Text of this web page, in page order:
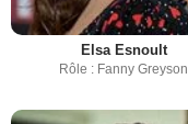
Elsa Esnoult
Rôle : Fanny Greyson